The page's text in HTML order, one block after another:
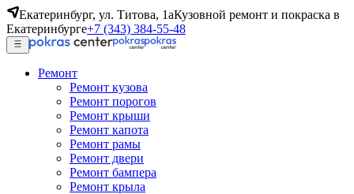
Екатеринбург, ул. Титова, 1аКузовной ремонт и покраска в
Екатеринбурге+7 (343) 384-55-48
Ремонт
Ремонт кузова
Ремонт порогов
Ремонт крыши
Ремонт капота
Ремонт рамы
Ремонт двери
Ремонт бампера
Ремонт крыла